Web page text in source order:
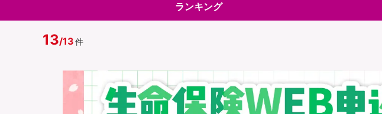
スマホ保険
イオンカード会員さま
専用保険（損害保険）
WAON
ランキング
13/13件